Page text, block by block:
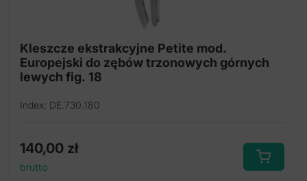
Kleszcze ekstrakcyjne Petite mod.
Europejski do zębów trzonowych górnych
lewych fig. 18
Index: DE.730.180
140,00 zł
brutto